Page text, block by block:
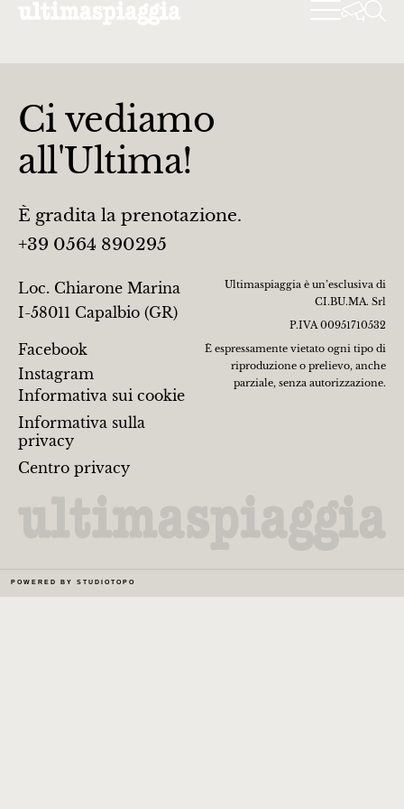
Ci vediamo
all'Ultima!
È gradita la prenotazione.
+39 0564 890295
Loc. Chiarone Marina
I-58011 Capalbio (GR)
Facebook
Instagram
Informativa sui cookie
Informativa sulla
privacy
Centro privacy
Ultimaspiaggia è un’esclusiva di
CI.BU.MA. Srl
P.IVA 00951710532
È espressamente vietato ogni tipo di
riproduzione o prelievo, anche
parziale, senza autorizzazione.
POWERED BY STUDIOTOPO